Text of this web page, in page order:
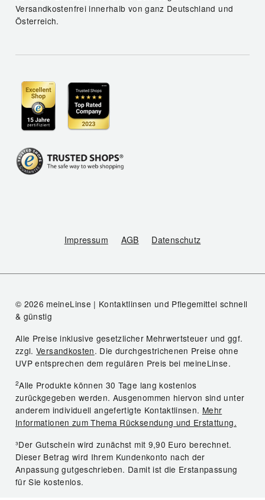
Versandkostenfrei innerhalb von ganz Deutschland und
Österreich.
Impressum AGB Datenschutz
© 2026 meineLinse | Kontaktlinsen und Pflegemittel schnell
& günstig
Alle Preise inklusive gesetzlicher Mehrwertsteuer und ggf.
zzgl.Versandkosten. Die durchgestrichenen Preise ohne
UVP entsprechen dem regulären Preis bei meineLinse.
2Alle Produkte können 30 Tage lang kostenlos
zurückgegeben werden. Ausgenommen hiervon sind unter
anderem individuell angefertigte Kontaktlinsen. Mehr
Informationen zum Thema Rücksendung und Erstattung.
³Der Gutschein wird zunächst mit 9,90 Euro berechnet.
Dieser Betrag wird Ihrem Kundenkonto nach der
Anpassung gutgeschrieben. Damit ist die Erstanpassung
für Sie kostenlos.